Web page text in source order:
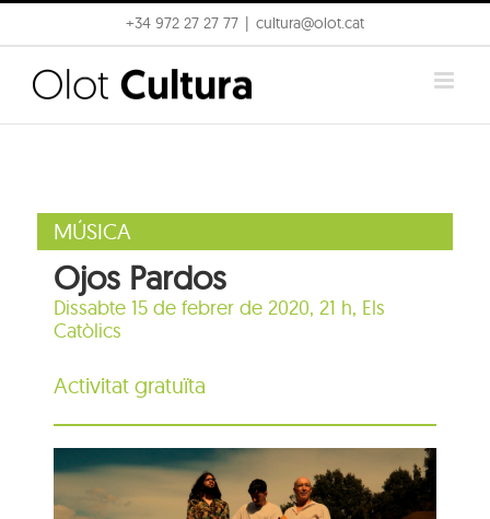
to
content
+34 972 27 27 77 cultura@olot.cat
MÚSICA
Ojos Pardos
Dissabte 15 de febrer de 2020, 21 h, Els
Catòlics
Activitat gratuïta